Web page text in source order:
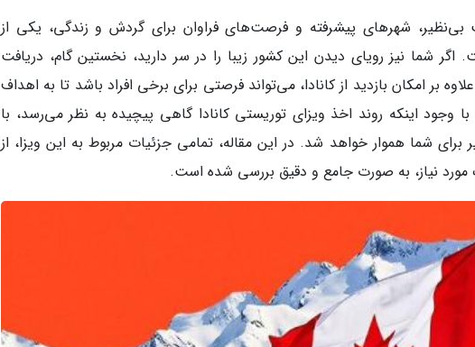
بی‌نظیر، شهرهای پیشرفته و فرصت‌های فراوان برای گردش و زندگی، یکی از
شما نیز رویای دیدن این کشور زیبا را در سر دارید، نخستین گام، دریافت
بر امکان بازدید از کانادا، می‌تواند فرصتی برای برخی افراد باشد تا به اهداف
وجود اینکه روند اخذ ویزای توریستی کانادا گاهی پیچیده به نظر می‌رسد، با
شما هموار خواهد شد. در این مقاله، تمامی جزئیات مربوط به این ویزا، از
مورد نیاز، به صورت جامع و دقیق بررسی شده است.